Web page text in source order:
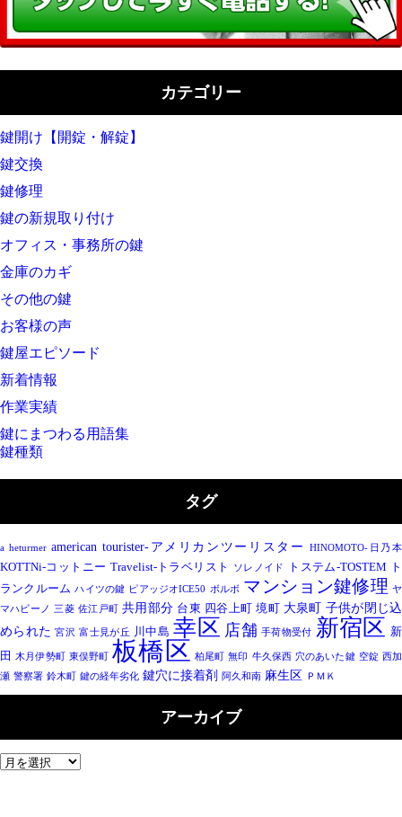
カテゴリー
鍵開け【開錠・解錠】
鍵交換
鍵修理
鍵の新規取り付け
オフィス・事務所の鍵
金庫のカギ
その他の鍵
お客様の声
鍵屋エピソード
新着情報
作業実績
鍵にまつわる用語集
鍵種類
タグ
a heturmer american tourister-アメリカンツーリスター HINOMOTO-日乃本
KOTTNi-コットニー Travelist-トラベリスト ソレノイド トステム-TOSTEM
ト
ランクルーム ハイツの鍵 ピアッジオICE50 ボルボ マンション鍵修理 ヤ
マハビーノ
三菱 佐江戸町 共用部分 台東 四谷上町 境町 大泉町
子供が閉じ込
められた 宮沢 富士見が丘 川中島 幸区 店舗 手荷物受付 新宿区
新
田
木月伊勢町 東俣野町 板橋区 柏尾町 無印 牛久保西 穴のあいた鍵 空錠 西加
瀬 警察署 鈴木町 鍵の経年劣化 鍵穴に接着剤 阿久和南 麻生区 ＰＭＫ
アーカイブ
ア